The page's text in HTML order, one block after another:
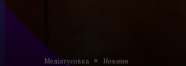
Медіатусовка Новини